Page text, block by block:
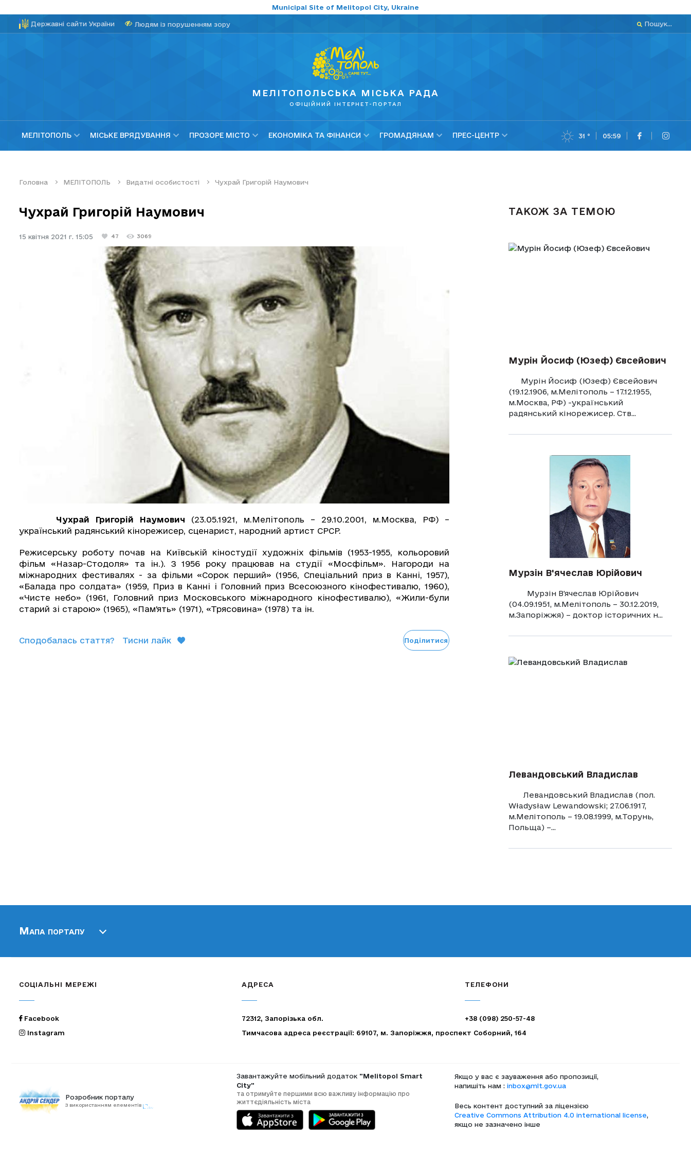
Municipal Site of Melitopol City, Ukraine
Державні сайти України Людям із порушенням зору Пошук...
МЕЛІТОПОЛЬСЬКА МІСЬКА РАДА
ОФІЦІЙНИЙ ІНТЕРНЕТ-ПОРТАЛ
МЕЛІТОПОЛЬ МІСЬКЕ ВРЯДУВАННЯ ПРОЗОРЕ МІСТО ЕКОНОМІКА ТА ФІНАНСИ ГРОМАДЯНАМ ПРЕС-ЦЕНТР 31 ° 05:59
Головна МЕЛІТОПОЛЬ Видатні особистості Чухрай Григорій Наумович
Чухрай Григорій Наумович
15 квітня 2021 г. 15:05 47 3069
Чухрай Григорій Наумович (23.05.1921, м.Мелітополь – 29.10.2001, м.Москва, РФ) –
український радянський кінорежисер, сценарист, народний артист СРСР.
Режисерську роботу почав на Київській кіностудії художніх фільмів (1953-1955, кольоровий
фільм «Назар-Стодоля» та ін.). З 1956 року працював на студії «Мосфільм». Нагороди на
міжнародних фестивалях - за фільми «Сорок перший» (1956, Спеціальний приз в Канні, 1957),
«Балада про солдата» (1959, Приз в Канні і Головний приз Всесоюзного кінофестивалю, 1960),
«Чисте небо» (1961, Головний приз Московського міжнародного кінофестивалю), «Жили-були
старий зі старою» (1965), «Пам'ять» (1971), «Трясовина» (1978) та ін.
Сподобалась стаття? Тисни лайк Поділитися
ТАКОЖ ЗА ТЕМОЮ
Мурін Йосиф (Юзеф) Євсейович
Мурін Йосиф (Юзеф) Євсейович
(19.12.1906, м.Мелітополь – 17.12.1955,
м.Москва, РФ) -український
радянський кінорежисер. Ств...
Мурзін В'ячеслав Юрійович
Мурзін В'ячеслав Юрійович
(04.09.1951, м.Мелітополь – 30.12.2019,
м.Запоріжжя) – доктор історичних н...
Левандовський Владислав
Левандовський Владислав (пол.
Władysław Lewandowski; 27.06.1917,
м.Мелітополь – 19.08.1999, м.Торунь,
Польща) –...
Мапа порталу
СОЦІАЛЬНІ МЕРЕЖІ
Facebook
Instagram
АДРЕСА
72312, Запорізька обл.
Тимчасова адреса реєстрації: 69107, м. Запоріжжя, проспект Соборний, 164
ТЕЛЕФОНИ
+38 (098) 250-57-48
Розробник порталу
З використанням елементів
Завантажуйте мобільний додаток "Melitopol Smart
City"
та отримуйте першими всю важливу інформацію про
життєдіяльність міста
Якщо у вас є зауваження або пропозиції,
напишіть нам : inbox@mlt.gov.ua
Весь контент доступний за ліцензією
Creative Commons Attribution 4.0 international license,
якщо не зазначено інше